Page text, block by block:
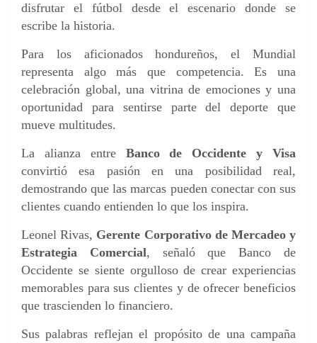
disfrutar el fútbol desde el escenario donde se
escribe la historia.
Para los aficionados hondureños, el Mundial
representa algo más que competencia. Es una
celebración global, una vitrina de emociones y una
oportunidad para sentirse parte del deporte que
mueve multitudes.
La alianza entre Banco de Occidente y Visa
convirtió esa pasión en una posibilidad real,
demostrando que las marcas pueden conectar con sus
clientes cuando entienden lo que los inspira.
Leonel Rivas, Gerente Corporativo de Mercadeo y
Estrategia Comercial, señaló que Banco de
Occidente se siente orgulloso de crear experiencias
memorables para sus clientes y de ofrecer beneficios
que trascienden lo financiero.
Sus palabras reflejan el propósito de una campaña